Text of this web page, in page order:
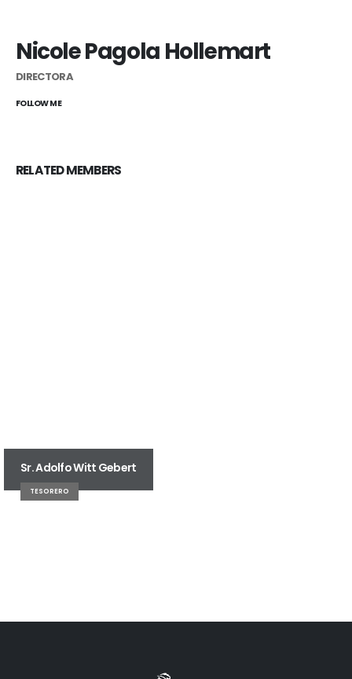
Nicole Pagola Hollemart
DIRECTORA
FOLLOW ME
RELATEDMEMBERS
Sr. Adolfo Witt Gebert
TESORERO